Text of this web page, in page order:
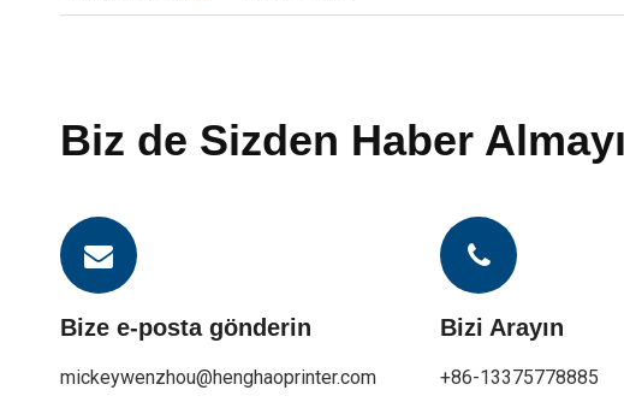
Biz de Sizden Haber
Bize e-posta gönderin
mickeywenzhou@henghaoprinter.com
Bizi Arayın
+86-13375778885